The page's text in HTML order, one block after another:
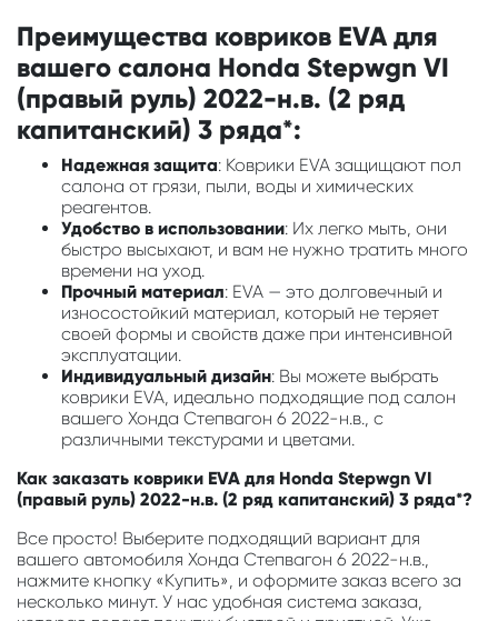
Преимущества ковриков EVA для
вашего салона Honda Stepwgn VI
(правый руль) 2022-н.в. (2 ряд
капитанский) 3 ряда*:
Надежная защита: Коврики EVA защищают пол
салона от грязи, пыли, воды и химических
реагентов.
Удобство в использовании: Их легко мыть, они
быстро высыхают, и вам не нужно тратить много
времени на уход.
Прочный материал: EVA — это долговечный и
износостойкий материал, который не теряет
своей формы и свойств даже при интенсивной
эксплуатации.
Индивидуальный дизайн: Вы можете выбрать
коврики EVA, идеально подходящие под салон
вашего Хонда Степвагон 6 2022-н.в., с
различными текстурами и цветами.
Как заказать коврики EVA для Honda Stepwgn VI
(правый руль) 2022-н.в. (2 ряд капитанский) 3 ряда*?
Все просто! Выберите подходящий вариант для
вашего автомобиля Хонда Степвагон 6 2022-н.в.,
нажмите кнопку «Купить», и оформите заказ всего за
несколько минут. У нас удобная система заказа,